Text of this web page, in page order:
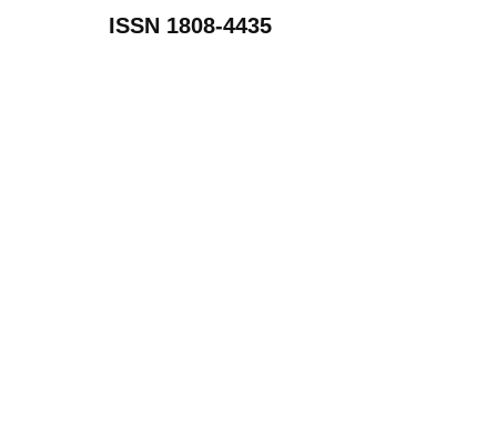
ISSN 1808-4435